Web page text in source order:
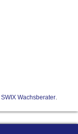
SWIX Wachsberater